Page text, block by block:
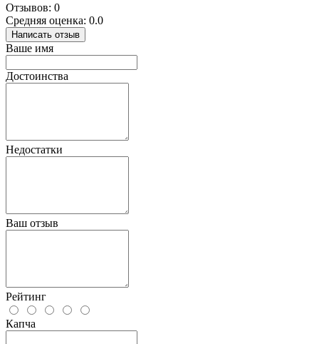
Отзывов: 0
Средняя оценка: 0.0
Написать отзыв
Ваше имя
Достоинства
Недостатки
Ваш отзыв
Рейтинг
Капча